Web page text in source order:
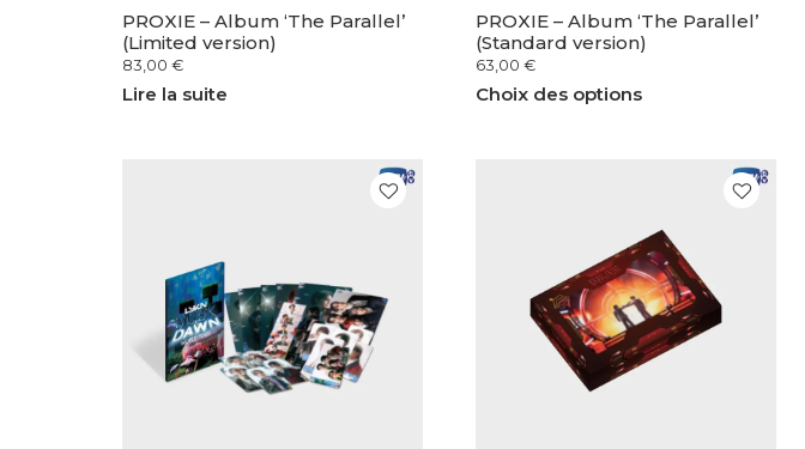
PROXIE – Album ‘The Parallel’
(Limited version)
83,00 €
Lire la suite
PROXIE – Album ‘The Parallel’
(Standard version)
63,00 €
Choix des options